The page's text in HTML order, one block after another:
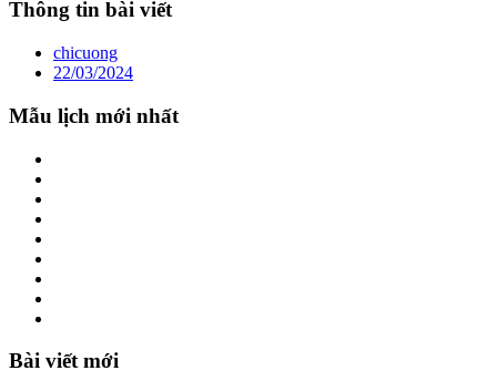
Thông tin bài viết
chicuong
22/03/2024
Mẫu lịch mới nhất
Bài viết mới